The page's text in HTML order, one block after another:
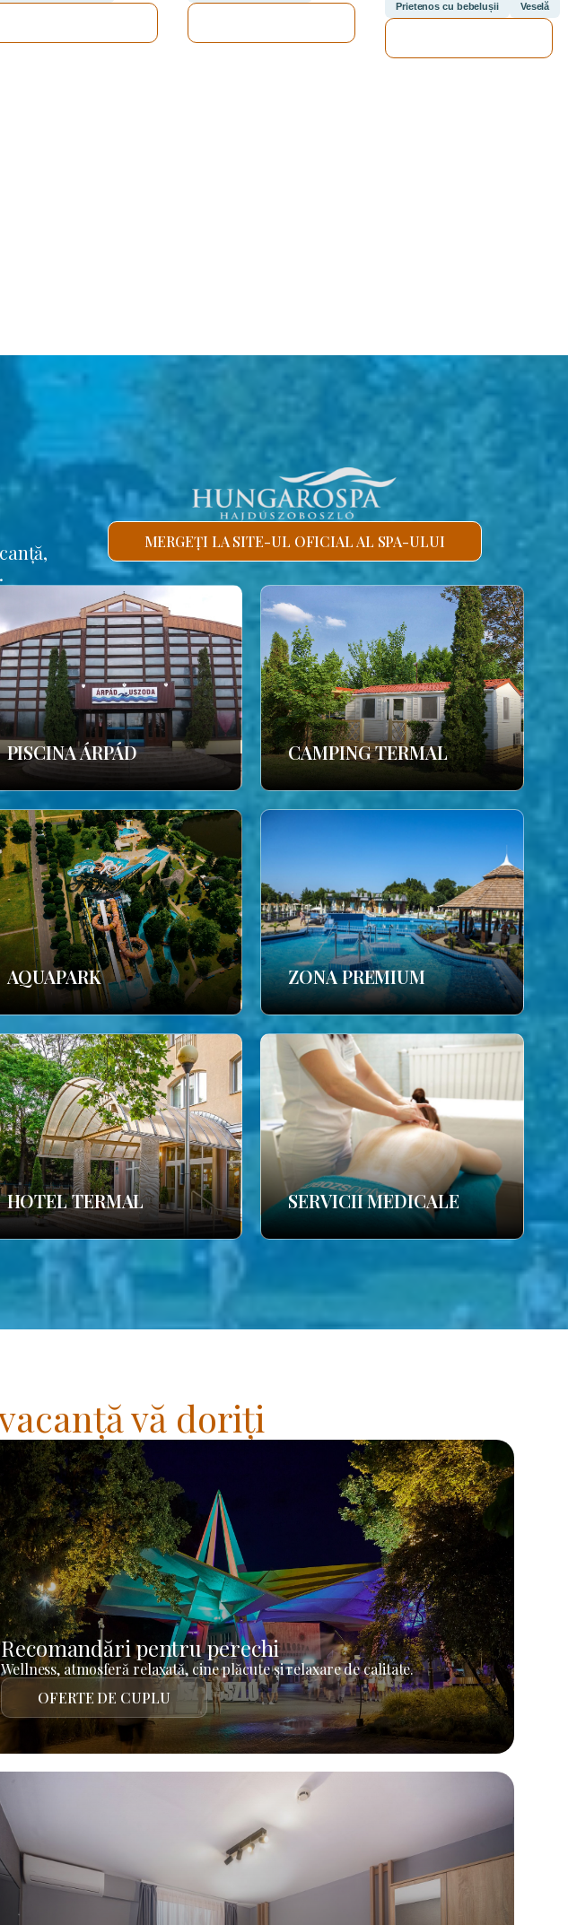
Prietenos cu bebelușii Veselă
MERGEȚI LA SITE-UL OFICIAL AL SPA-ULUI
PISCINA ÁRPÁD CAMPING TERMAL
AQUAPARK ZONA PREMIUM
HOTEL TERMAL SERVICII MEDICALE
vă doriți
Recomandări pentru perechi
Wellness, atmosferă relaxată, cine plăcute și relaxare de calitate.
OFERTE DE CUPLU